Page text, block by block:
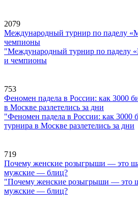
2079
Международный турнир по паделу
чемпионы
"Международный турнир по паделу
и чемпионы
753
Феномен падела в России: как 3000
в Москве разлетелись за дни
"Феномен падела в России: как 3000
турнира в Москве разлетелись за дни
719
Почему женские розыгрыши — это
мужские — блиц?
"Почему женские розыгрыши — это
мужские — блиц?